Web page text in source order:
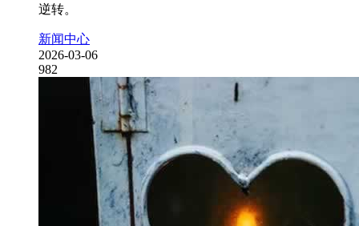
逆转。
新闻中心
2026-03-06
982